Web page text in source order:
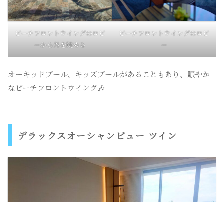
ビーチフロントウイングのロビ
ーから外を眺める
ビーチフロントウイングのロビ
ー
オーキッドプール、キッズプールがあることもあり、賑やか
なビーチフロントウイング🎶
デラックスオーシャンビュー ツイン